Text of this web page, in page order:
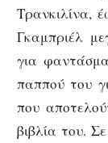
Τρανκιλίνα,
Γκαμπριέλ
για
παππού του
που
βιβλία του.